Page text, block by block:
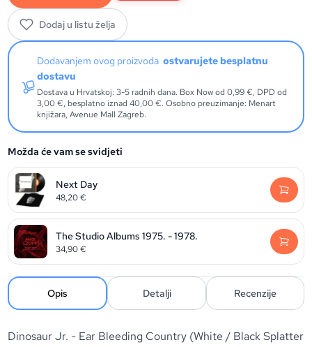
Dodaj u listu želja
Dodavanjem ovog proizvodaostvarujete besplatnu
dostavu
Dostava u Hrvatskoj: 3-5 radnih dana. Box Now od 0,99 €, DPD od
3,00 €, besplatno iznad 40,00 €. Osobno preuzimanje: Menart
knjižara, Avenue Mall Zagreb.
Možda će vam se svidjeti
Next Day
48,20€
The Studio Albums 1975. - 1978.
34,90€
Opis Detalji Recenzije
Dinosaur Jr. - Ear Bleeding Country (White / Black Splatter